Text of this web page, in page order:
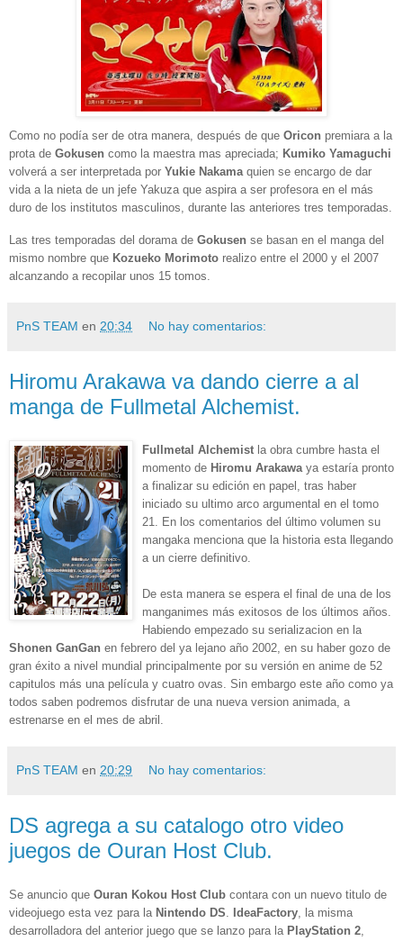
Como no podía ser de otra manera, después de que Oricon premiara a la
prota de Gokusen como la maestra mas apreciada; Kumiko Yamaguchi
volverá a ser interpretada por Yukie Nakama quien se encargo de dar
vida a la nieta de un jefe Yakuza que aspira a ser profesora en el más
duro de los institutos masculinos, durante las anteriores tres temporadas.
Las tres temporadas del dorama de Gokusen se basan en el manga del
mismo nombre que Kozueko Morimoto realizo entre el 2000 y el 2007
alcanzando a recopilar unos 15 tomos.
PnS TEAM en 20:34 No hay comentarios:
Hiromu Arakawa va dando cierre a al
manga de Fullmetal Alchemist.
Fullmetal Alchemist la obra cumbre hasta el
momento de Hiromu Arakawa ya estaría pronto
a finalizar su edición en papel, tras haber
iniciado su ultimo arco argumental en el tomo
21. En los comentarios del último volumen su
mangaka menciona que la historia esta llegando
a un cierre definitivo.
De esta manera se espera el final de una de los
manganimes más exitosos de los últimos años.
Habiendo empezado su serializacion en la
Shonen GanGan en febrero del ya lejano año 2002, en su haber gozo de
gran éxito a nivel mundial principalmente por su versión en anime de 52
capitulos más una película y cuatro ovas. Sin embargo este año como ya
todos saben podremos disfrutar de una nueva version animada, a
estrenarse en el mes de abril.
PnS TEAM en 20:29 No hay comentarios:
DS agrega a su catalogo otro video
juegos de Ouran Host Club.
Se anuncio que Ouran Kokou Host Club contara con un nuevo titulo de
videojuego esta vez para la Nintendo DS. IdeaFactory, la misma
desarrolladora del anterior juego que se lanzo para la PlayStation 2,